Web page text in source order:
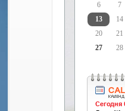
6
7
13
14
20
21
27
28